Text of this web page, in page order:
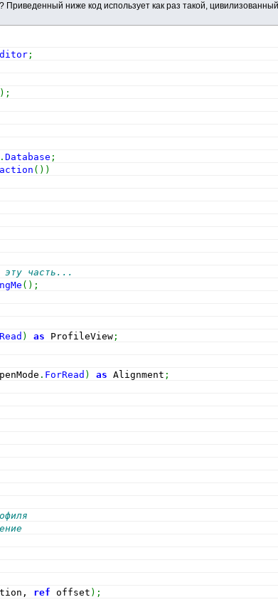
ниже код использует как раз такой,
;
) ;
.Database ;
( ) )
эту часть...
( ) ;
) as ProfileView ;
. ForRead ) as Alignment ;
ref offset ) ;